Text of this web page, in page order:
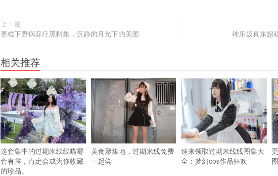
上一篇
枣糕下野病弃疗黑料集，沉静的月光下的美图
神乐坂真东超
相关推荐
这套集中的过期米线线喵哪
套有露，肯定会成为你收藏
的珍品。
美食聚集地，过期米线免费
一起尝
速来领取过期米线线图集大
全：梦幻cos作品狂欢